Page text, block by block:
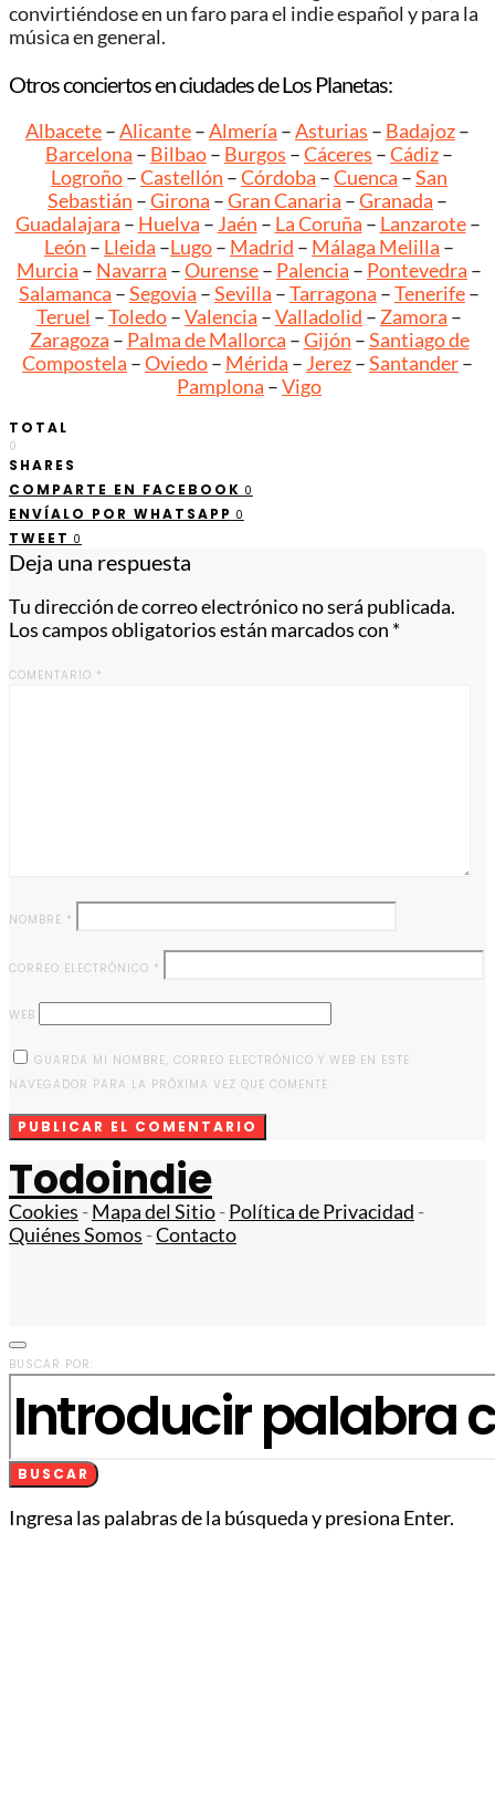
convirtiéndose en un faro para el indie español y para la
música en general.
Otros conciertos en ciudades de Los Planetas:
Albacete–Alicante–Almería –Asturias – Badajoz–
Barcelona – Bilbao– Burgos –Cáceres –Cádiz–
Logroño–Castellón –Córdoba –Cuenca –San
Sebastián –Girona –Gran Canaria –Granada –
Guadalajara – Huelva –Jaén – La Coruña – Lanzarote–
León – Lleida –Lugo– Madrid – Málaga Melilla –
Murcia – Navarra –Ourense– Palencia – Pontevedra –
Salamanca –Segovia –Sevilla –Tarragona –Tenerife–
Teruel –Toledo–Valencia –Valladolid –Zamora –
Zaragoza – Palma de Mallorca –Gijón –Santiago de
Compostela –Oviedo– Mérida –Jerez–Santander–
Pamplona –Vigo
TOTAL
0
SHARES
COMPARTE EN FACEBOOK 0
ENVÍALO POR WHATSAPP 0
TWEET 0
Deja una respuesta
Tu dirección de correo electrónico no será publicada.
Los campos obligatorios están marcados con *
COMENTARIO *
NOMBRE *
CORREO ELECTRÓNICO *
WEB
GUARDA MI NOMBRE, CORREO ELECTRÓNICO Y WEB EN ESTE
NAVEGADOR PARA LA PRÓXIMA VEZ QUE COMENTE.
Todoindie
Cookies -Mapa del Sitio-Política de Privacidad -
Quiénes Somos -Contacto
BUSCAR POR:
BUSCAR
Ingresa las palabras de la búsqueda y presiona Enter.